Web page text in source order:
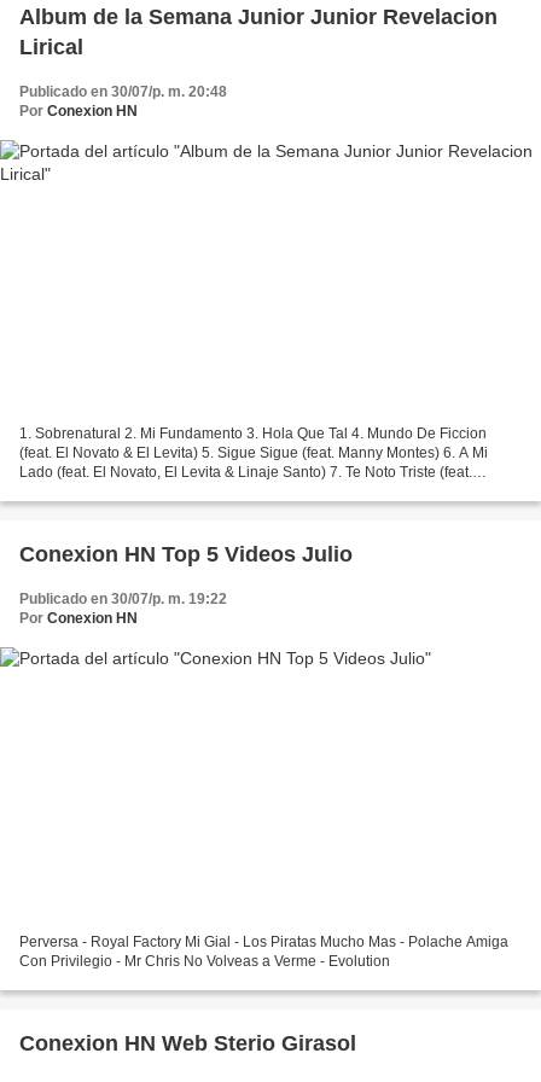
Album de la Semana Junior Junior Revelacion
Lirical
Publicado en 30/07/p. m. 20:48
Por Conexion HN
1. Sobrenatural 2. Mi Fundamento 3. Hola Que Tal 4. Mundo De Ficcion
(feat. El Novato & El Levita) 5. Sigue Sigue (feat. Manny Montes) 6. A Mi
Lado (feat. El Novato, El Levita & Linaje Santo) 7. Te Noto Triste (feat.
Conexion HN Top 5 Videos Julio
Publicado en 30/07/p. m. 19:22
Por Conexion HN
Perversa - Royal Factory Mi Gial - Los Piratas Mucho Mas - Polache Amiga
Con Privilegio - Mr Chris No Volveas a Verme - Evolution
Conexion HN Web Sterio Girasol